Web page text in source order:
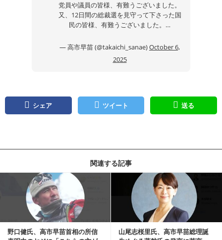
党員や議員の皆様、有難うございました。
又、12日間の総裁選を見守って下さった国
民の皆様、有難うございました。…
— 高市早苗 (@takaichi_sanae)October 6,
2025
シェア ツイート 送る
関連する記事
野口健氏、高市早苗首相の所信
山尾志桜里氏、高市早苗総理誕
記事を読む